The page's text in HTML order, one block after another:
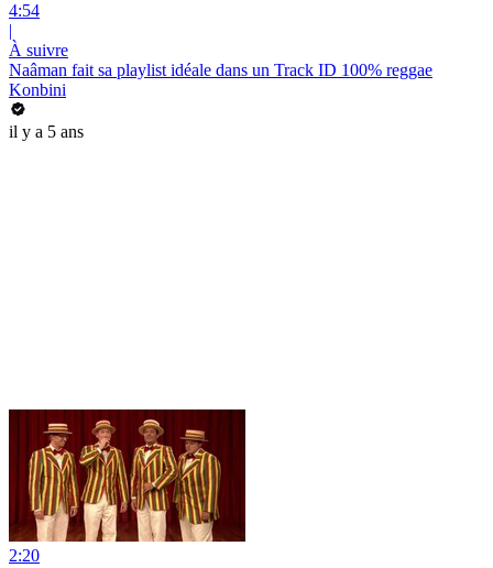
4:54
|
À suivre
Naâman fait sa playlist idéale dans un Track ID 100% reggae
Konbini
il y a 5 ans
2:20